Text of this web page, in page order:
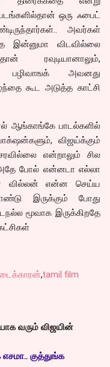
ஒரு ஃபைட்
அவர்கள்
இன்னுமா விடவில்லை
ரவுடியானாலும்,
பழிவாஙக் அவனது
கூட அடுத்த காட்சி
ஆங்காங்கே பாடல்களில்
விஜய்க்கும்
என்றாலும் சில
போல் என்னடா எல்லா
வில்லன் என்ன செய்ய
இருக்கும் போது
மூவாக இருக்கிறதே
,tamil film
வரும் விஜயின்
குத்துங்க